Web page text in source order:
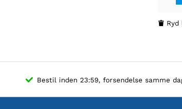
 Ryd
Bestil inden 23:59, forsendelse samme